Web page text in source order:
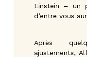
Einstein – un
d’entre vous
Après
ajustements,